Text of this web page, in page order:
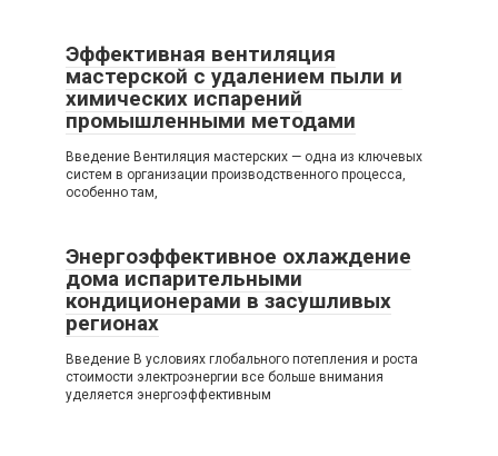
Эффективная вентиляция
мастерской с удалением пыли и
химических испарений
промышленными методами
Введение Вентиляция мастерских — одна из ключевых
систем в организации производственного процесса,
особенно там,
Энергоэффективное охлаждение
дома испарительными
кондиционерами в засушливых
регионах
Введение В условиях глобального потепления и роста
стоимости электроэнергии все больше внимания
уделяется энергоэффективным